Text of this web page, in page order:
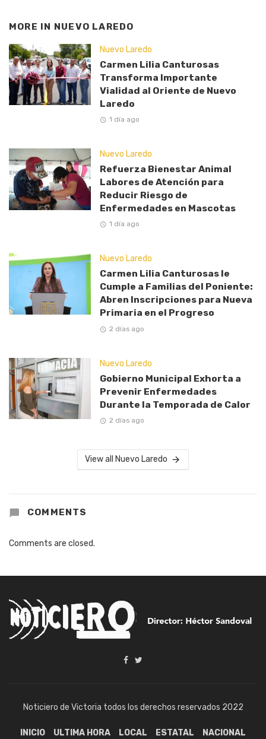
MORE IN NUEVO LAREDO
Nuevo Laredo
Carmen Lilia Canturosas
Transforma Importante
Vialidad al Oriente de Nuevo
Laredo
1 día ago
Nuevo Laredo
Refuerza Bienestar Animal
Labores de Atención para
Reducir Riesgo de
Enfermedades en Mascotas
1 día ago
Nuevo Laredo
Carmen Lilia Canturosas le
Cumple a Familias del Poniente:
Abren Inscripciones para Nueva
Primaria en el Progreso
2 días ago
Nuevo Laredo
Gobierno Municipal Exhorta a
Prevenir Enfermedades
Durante la Temporada de Calor
2 días ago
View all Nuevo Laredo
COMMENTS
Comments are closed.
Noticiero de Victoria todos los derechos reservados 2022
INICIO ULTIMA HORA LOCAL ESTATAL NACIONAL